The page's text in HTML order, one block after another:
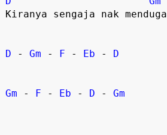
Kiranya sengaja nak menduga
D - Gm - F - Eb - D
Gm - F - Eb - D - Gm